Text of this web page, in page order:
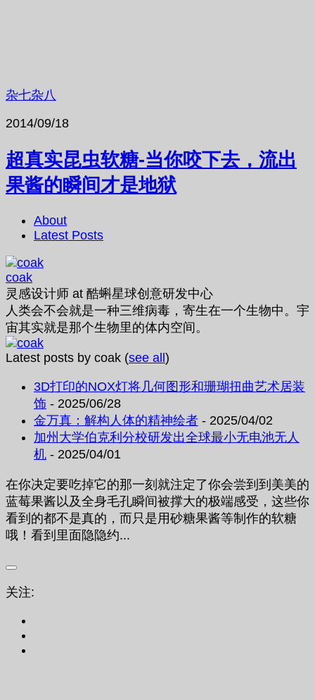
杂七杂八
2014/09/18
超真实昆虫软糖-当你咬下去，流出
果酱的瞬间才是地狱
About
Latest Posts
coak
灵感设计师 at 酷蝌星球创意研发中心
人类会不会就是一种三维病毒，寄生在一个生物中。宇
宙其实就是那个生物里的体内空间。
Latest posts by coak (see all )
3D打印的NOX灯将几何图形和珊瑚扭曲艺术居装
饰 - 2025/06/28
金万真：解构人体的精神绘者 - 2025/04/02
加州大学伯克利分校研发出全球最小无电池无人
机 - 2025/04/01
在你决定要吃掉它的那一刻就注定了你会尝到到美美的
蓝莓果酱以及全身毛孔瞬间被撑大的极端感受，这些你
看到的都不是真的，而只是用砂糖果酱等制作的软糖
哦！看到里面隐隐约...
关注: